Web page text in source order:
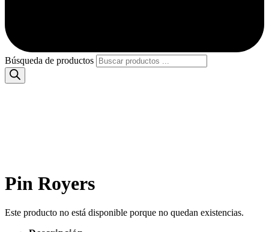
Búsqueda de productos
Pin Royers
Este producto no está disponible porque no quedan existencias.